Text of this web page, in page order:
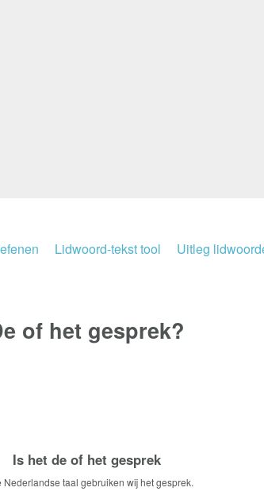
Lidwoord-tekst tool Uitleg
of het gesprek?
Is het de of het gesprek
Nederlandse taal gebruiken wij het gesprek.